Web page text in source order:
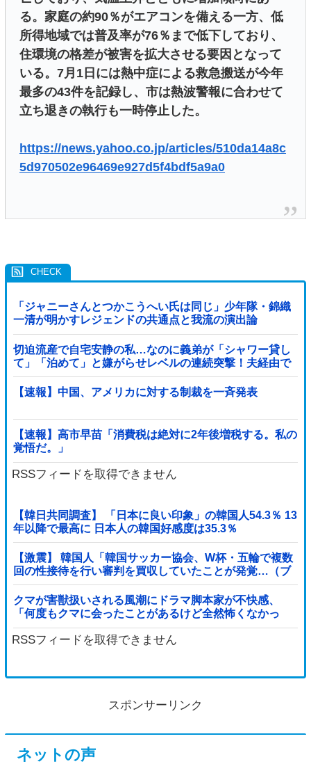
る。家庭の約90％がエアコンを備える一方、低
所得地域では普及率が76％まで低下しており、
住環境の格差が被害を拡大させる要因となって
いる。7月1日には熱中症による救急搬送が今年
最多の43件を記録し、市は熱波警報に合わせて
立ち退きの執行も一時停止した。
https://news.yahoo.co.jp/articles/510da14a8c
5d970502e96469e927d5f4bdf5a9a0
「ジャニーさんとつかこうへい氏は同じ」少年隊・錦織
一清が明かすレジェンドの共通点と我流の演出論
切迫流産で自宅安静の私…なのに義弟が「シャワー貸し
て」「泊めて」と嫌がらせレベルの連続突撃！夫経由で
断ると私に直接LINEしてきて絶句←大人しく自宅の風呂
に入れよ
【速報】中国、アメリカに対する制裁を一斉発表
【速報】高市早苗「消費税は絶対に2年後増税する。私の
覚悟だ。」
RSSフィードを取得できません
【韓日共同調査】 「日本に良い印象」の韓国人54.3％ 13
年以降で最高に 日本人の韓国好感度は35.3％
【激震】 韓国人「韓国サッカー協会、W杯・五輪で複数
回の性接待を行い審判を買収していたことが発覚…（ブ
ルブル」＝韓国の反応
クマが害獣扱いされる風潮にドラマ脚本家が不快感、
「何度もクマに会ったことがあるけど全然怖くなかっ
た」と主張しており……他
RSSフィードを取得できません
スポンサーリンク
ネットの声